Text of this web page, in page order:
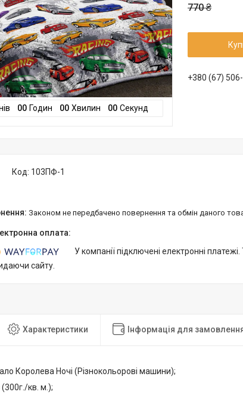
00 Годин 00 Хвилин 00 Секунд
770 ₴
+380 (67)
Код: 103ПФ-1
Законом не передбачено повернення та обмін даного
У компанії підключені електронні
сайту.
Характеристики Інформація для
Королева Ночі (Різнокольорові машини);
кв. м.);